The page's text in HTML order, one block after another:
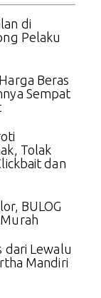
di
Pelaku
Beras
Sempat
Tolak
dan
BULOG
dari Lewalu
Mandiri